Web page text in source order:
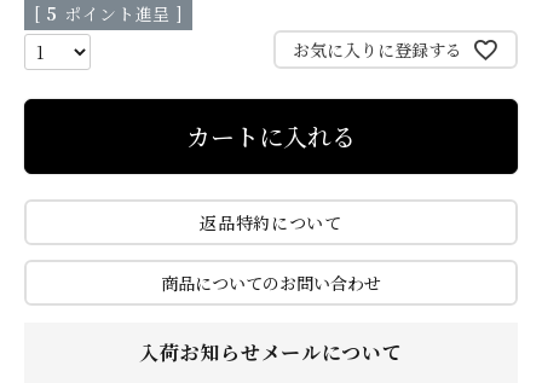
贈り物
店舗紹介
[ 5 ポイント進呈 ]
お気に入りに登録する
カートに入れる
返品特約について
商品についてのお問い合わせ
入荷お知らせメールについて